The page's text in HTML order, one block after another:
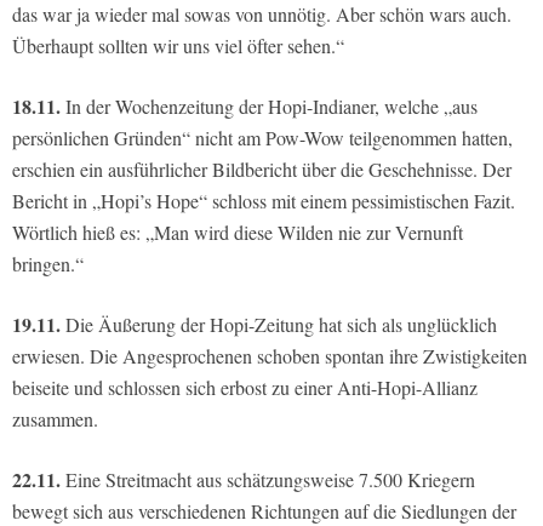
das war ja wieder mal sowas von unnötig. Aber schön wars auch.
Überhaupt sollten wir uns viel öfter sehen.“
18.11.In der Wochenzeitung der Hopi-Indianer, welche „aus
persönlichen Gründen“ nicht am Pow-Wow teilgenommen hatten,
erschien ein ausführlicher Bildbericht über die Geschehnisse. Der
Bericht in „Hopi’s Hope“ schloss mit einem pessimistischen Fazit.
Wörtlich hieß es: „Man wird diese Wilden nie zur Vernunft
bringen.“
19.11.Die Äußerung der Hopi-Zeitung hat sich als unglücklich
erwiesen. Die Angesprochenen schoben spontan ihre Zwistigkeiten
beiseite und schlossen sich erbost zu einer Anti-Hopi-Allianz
zusammen.
22.11.Eine Streitmacht aus schätzungsweise 7.500 Kriegern
bewegt sich aus verschiedenen Richtungen auf die Siedlungen der